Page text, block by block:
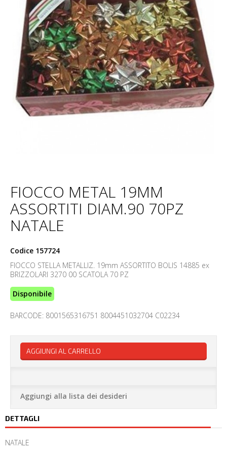
FIOCCO METAL 19MM
ASSORTITI DIAM.90 70PZ
NATALE
Codice 157724
FIOCCO STELLA METALLIZ. 19mm ASSORTITO BOLIS 14885 ex
BRIZZOLARI 3270 00 SCATOLA 70 PZ
Disponibile
BARCODE: 8001565316751 8004451032704 C02234
AGGIUNGI AL CARRELLO
Aggiungi alla lista dei desideri
DETTAGLI
NATALE